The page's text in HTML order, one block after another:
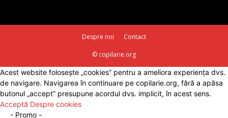
Despre noi Contact
© copilarie.org
Acest website folosește „cookies” pentru a ameliora experiența dvs.
de navigare. Navigarea în continuare pe copilarie.org, fără a apăsa
butonul „accept” presupune acordul dvs. implicit, în acest sens.
Acceptă Despre cookies
- Promo -